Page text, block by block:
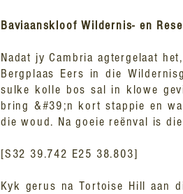
Baviaanskloof Wildernis- en
Nadat jy Cambria agtergelaat
Bergplaas Eers in die
sulke kolle bos sal in klowe
bring &#39;n kort stappie en
die woud. Na goeie reënval is
[S32 39.742 E25 38.803]
Kyk gerus na Tortoise Hill aan